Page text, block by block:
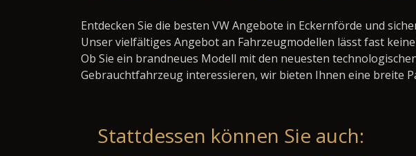
Entdecken Sie die besten VW Angebote in Eckernförde und
Unser vielfältiges Angebot an Fahrzeugmodellen lässt fast
Ob Sie ein brandneues Modell mit den neuesten
Gebrauchtfahrzeug interessieren, wir bieten Ihnen eine breite
Stattdessen können Sie auch: